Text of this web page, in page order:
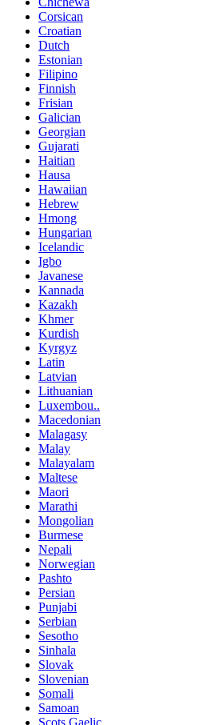
Corsican
Croatian
Dutch
Estonian
Filipino
Finnish
Frisian
Galician
Georgian
Gujarati
Haitian
Hausa
Hawaiian
Hebrew
Hmong
Hungarian
Icelandic
Igbo
Javanese
Kannada
Kazakh
Khmer
Kurdish
Kyrgyz
Latin
Latvian
Lithuanian
Luxembou..
Macedonian
Malagasy
Malay
Malayalam
Maltese
Maori
Marathi
Mongolian
Burmese
Nepali
Norwegian
Pashto
Persian
Punjabi
Serbian
Sesotho
Sinhala
Slovak
Slovenian
Somali
Samoan